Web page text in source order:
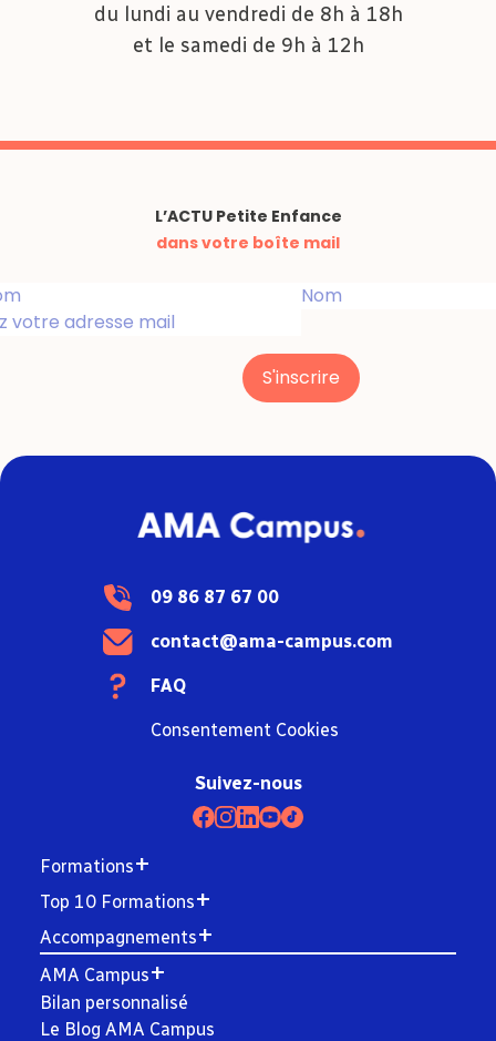
du lundi au vendredi de 8h à 18h
et le samedi de 9h à 12h
L’ACTU Petite Enfance
dans votre boîte mail
S'inscrire
09 86 87 67 00
contact@ama-campus.com
FAQ
Consentement Cookies
Suivez-nous
Formations
Top 10 Formations
Accompagnements
AMA Campus
Bilan personnalisé
Le Blog AMA Campus